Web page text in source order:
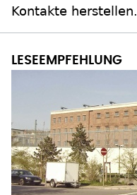
Kontakte herstellen.